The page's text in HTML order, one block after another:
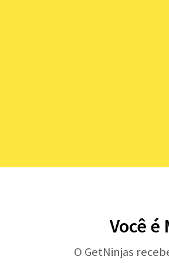
Você é
O GetNinjas